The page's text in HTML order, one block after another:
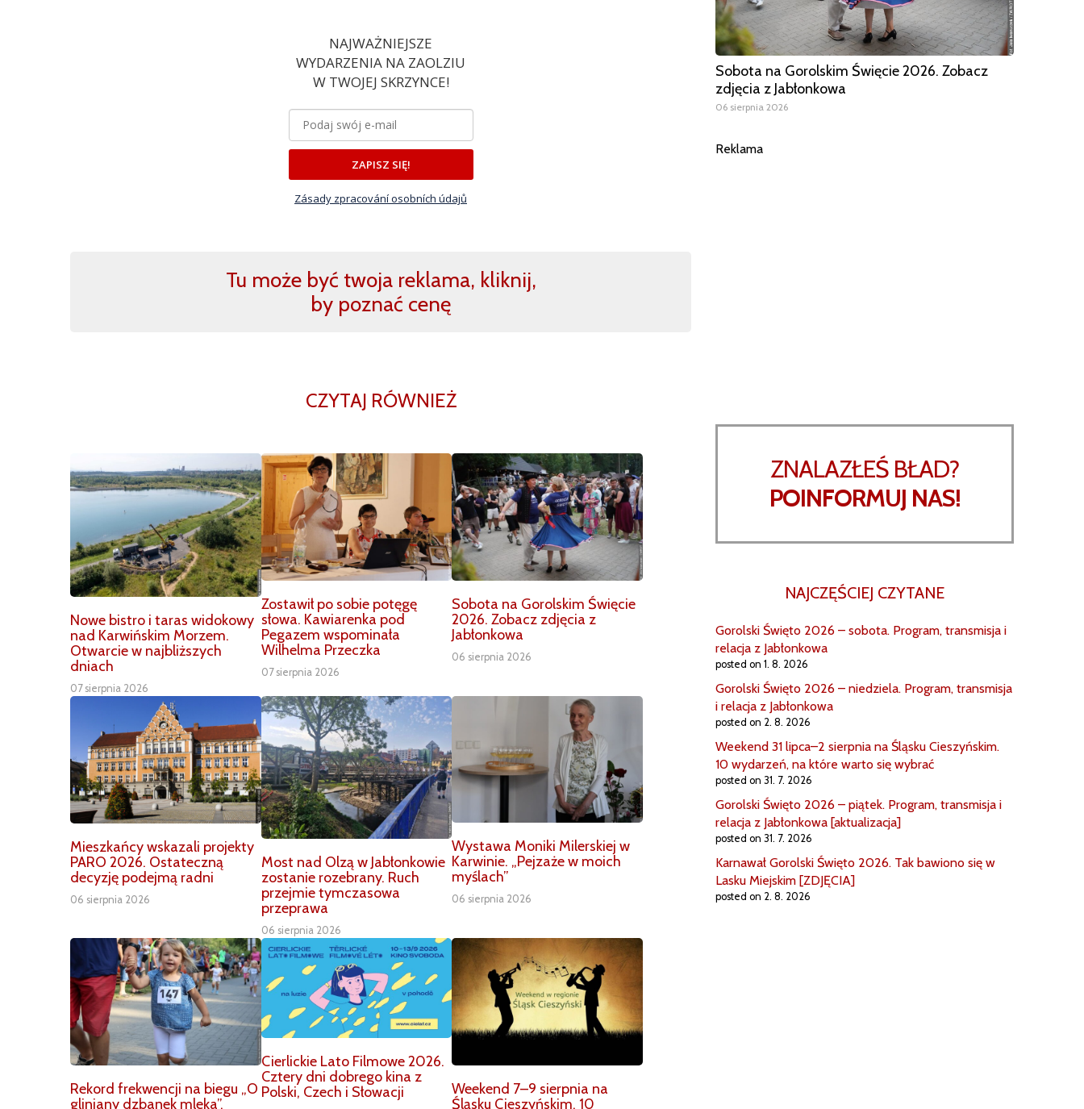
NAJWAŻNIEJSZE
WYDARZENIA NA ZAOLZIU
W TWOJEJ SKRZYNCE!
ZAPISZ SIĘ!
Zásady zpracování osobních údajů
Tu może być twoja reklama, kliknij,
by poznać cenę
CZYTAJ RÓWNIEŻ
Nowe bistro i taras widokowy
nad Karwińskim Morzem.
Otwarcie w najbliższych
dniach
07 sierpnia 2026
Zostawił po sobie potęgę
słowa. Kawiarenka pod
Pegazem wspominała
Wilhelma Przeczka
07 sierpnia 2026
Sobota na Gorolskim Święcie
2026. Zobacz zdjęcia z
Jabłonkowa
06 sierpnia 2026
Mieszkańcy wskazali projekty
PARO 2026. Ostateczną
decyzję podejmą radni
06 sierpnia 2026
Most nad Olzą w Jabłonkowie
zostanie rozebrany. Ruch
przejmie tymczasowa
przeprawa
06 sierpnia 2026
Wystawa Moniki Milerskiej w
Karwinie. „Pejzaże w moich
myślach”
06 sierpnia 2026
Rekord frekwencji na biegu „O
gliniany dzbanek mleka”.
Cierlickie Lato Filmowe 2026.
Cztery dni dobrego kina z
Polski, Czech i Słowacji
Weekend 7–9 sierpnia na
Śląsku Cieszyńskim. 10
Sobota na Gorolskim Święcie 2026. Zobacz
zdjęcia z Jabłonkowa
06 sierpnia 2026
Reklama
ZNALAZŁEŚ BŁAD?
POINFORMUJ NAS!
NAJCZĘŚCIEJ CZYTANE
Gorolski Święto 2026 – sobota. Program, transmisja i
relacja z Jabłonkowa
posted on 1. 8. 2026
Gorolski Święto 2026 – niedziela. Program, transmisja
i relacja z Jabłonkowa
posted on 2. 8. 2026
Weekend 31 lipca–2 sierpnia na Śląsku Cieszyńskim.
10 wydarzeń, na które warto się wybrać
posted on 31. 7. 2026
Gorolski Święto 2026 – piątek. Program, transmisja i
relacja z Jabłonkowa [aktualizacja]
posted on 31. 7. 2026
Karnawał Gorolski Święto 2026. Tak bawiono się w
Lasku Miejskim [ZDJĘCIA]
posted on 2. 8. 2026